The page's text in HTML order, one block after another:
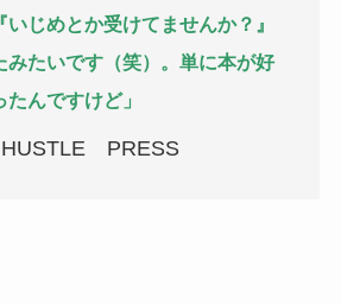
じめとか受けてませんか？』
みたいです（笑）。単に本が好
んですけど」
HUSTLE PRESS